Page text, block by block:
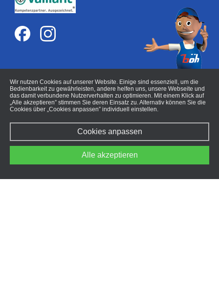
Wir nutzen Cookies auf unserer Website. Einige sind essenziell, um die
Bedienbarkeit zu gewährleisten, andere helfen uns, unsere Webseite und
das damit verbundene Nutzerverhalten zu optimieren. Mit einem Klick auf
„Alle akzeptieren” stimmen Sie deren Einsatz zu. Alternativ können Sie die
Cookies über „Cookies anpassen” individuell einstellen.
Cookies anpassen
Alle akzeptieren